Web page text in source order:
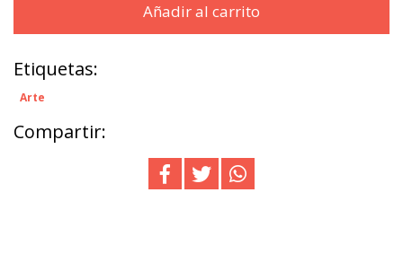
Añadir al carrito
Etiquetas:
Arte
Compartir: